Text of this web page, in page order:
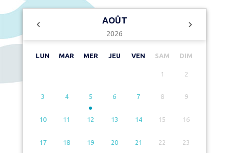
AOÛT
2026
LUN MAR MER JEU VEN SAM DIM
1 2
3 4 5 6 7 8 9
10 11 12 13 14 15 16
17 18 19 20 21 22 23